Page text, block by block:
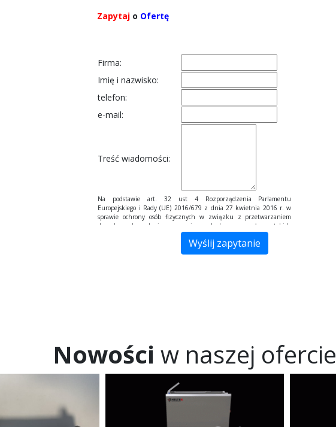
Zapytaj o Ofertę
Firma:
Imię i nazwisko:
telefon:
e-mail:
Treść wiadomości:
Na podstawie art. 32 ust 4 Rozporządzenia Parlamentu
Europejskiego i Rady (UE) 2016/679 z dnia 27 kwietnia 2016 r. w
sprawie ochrony osób fizycznych w związku z przetwarzaniem
danych osobowych i w sprawie swobodnego przepływu takich
danych, zwane dalej RODO Państwa dane przetwarzane są tylko do
celów kontaktowych i nie będą udostępniane innym podmiotom niż
upoważnionym na podstawie przepisów prawa. Dane będą
ograniczenia przetwarzania, a także wniesienia sprzeciwu wobec
przetwarzania. Jeśli ktoś naruszy bezpieczeństwo Pana/Pani danych
osobowych, przysługuje Panu/Pani prawo złożenia skargi do Prezesa
Nowości w naszej ofercie